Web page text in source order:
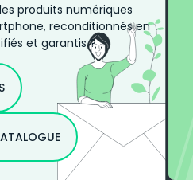
produits numériques
reconditionnés en
et garantis ?